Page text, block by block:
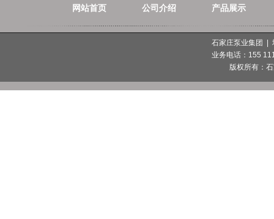
网站首页 公司介绍 产品展示
石家庄泵业集团 |
业务电话：155
版权所有：